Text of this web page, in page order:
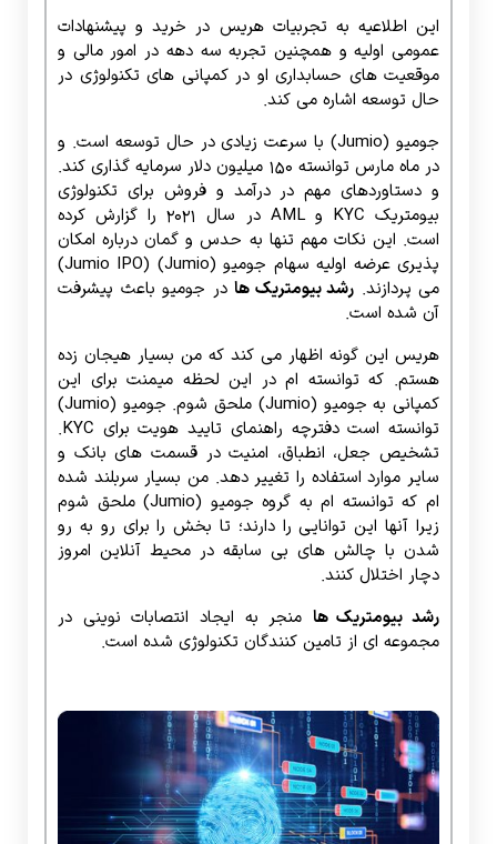
این اطلاعیه به تجربیات هریس در خرید و پیشنهادات
عمومی اولیه و همچنین تجربه سه دهه در امور مالی و
موقعیت های حسابداری او در کمپانی های تکنولوژی در
حال توسعه اشاره می کند.
جومیو (Jumio) با سرعت زیادی در حال توسعه است. و
در ماه مارس توانسته 150 میلیون دلار سرمایه گذاری کند.
و دستاوردهای مهم در درآمد و فروش برای تکنولوژی
بیومتریک KYC و AML در سال 2021 را گزارش کرده
است. این نکات مهم تنها به حدس و گمان درباره امکان
پذیری عرضه اولیه سهام جومیو (Jumio) (Jumio IPO)
می پردازند. رشد بیومتریک ها در جومیو باعث پیشرفت
آن شده است.
هریس این گونه اظهار می کند که من بسیار هیجان زده
هستم. که توانسته ام در این لحظه میمنت برای این
کمپانی به جومیو (Jumio) ملحق شوم. جومیو (Jumio)
توانسته است دفترچه راهنمای تایید هویت برای KYC.
تشخیص جعل، انطباق، امنیت در قسمت های بانک و
سایر موارد استفاده را تغییر دهد. من بسیار سربلند شده
ام که توانسته ام به گروه جومیو (Jumio) ملحق شوم
زیرا آنها این توانایی را دارند؛ تا بخش را برای رو به رو
شدن با چالش های بی سابقه در محیط آنلاین امروز
دچار اختلال کنند.
رشد بیومتریک ها منجر به ایجاد انتصابات نوینی در
مجموعه ای از تامین کنندگان تکنولوژی شده است.